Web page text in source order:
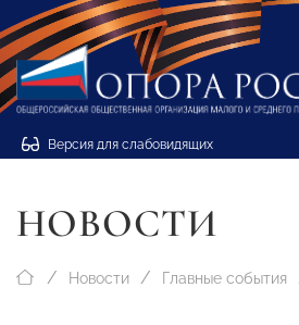
Версия для слабовидящих
НОВОСТИ
Новости Главные события